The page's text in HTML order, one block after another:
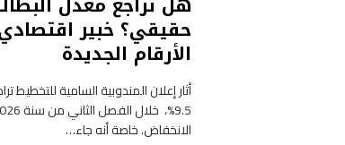
حقيقي؟ خبير
الأرقام الجديدة
أثار إعلان المندوبية السامية للتخطيط
الانخفاض. خاصة أنه جاء…